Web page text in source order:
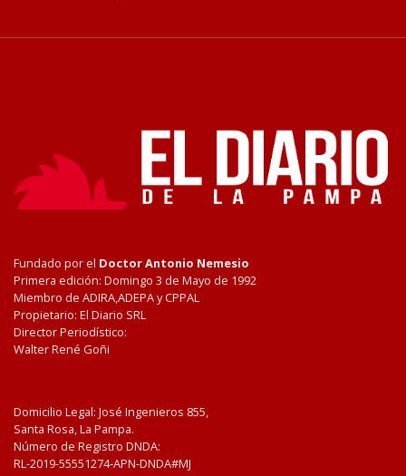
Fundado por el Doctor Antonio Nemesio
Primera edición: Domingo 3 de Mayo de 1992
Miembro de ADIRA,ADEPA y CPPAL
Propietario: El Diario SRL
Director Periodístico:
Walter René Goñi
Domicilio Legal: José Ingenieros 855,
Santa Rosa, La Pampa.
Número de Registro DNDA:
RL-2019-55551274-APN-DNDA#MJ